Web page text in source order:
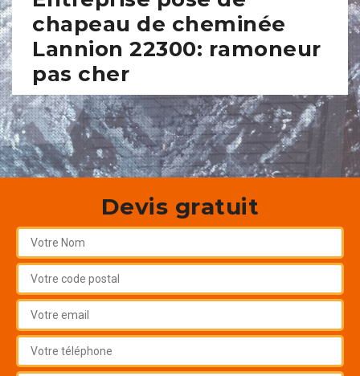
chapeau de cheminée
Lannion 22300: ramoneur
pas cher
Devis gratuit